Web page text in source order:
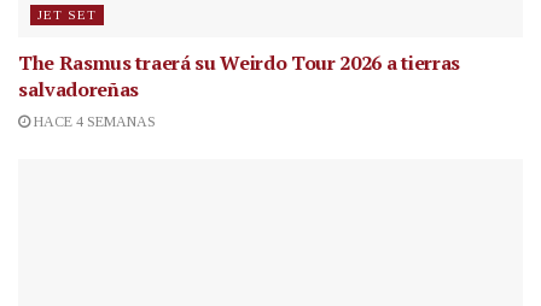
JET SET
The Rasmus traerá su Weirdo Tour 2026 a tierras
salvadoreñas
HACE 4 SEMANAS